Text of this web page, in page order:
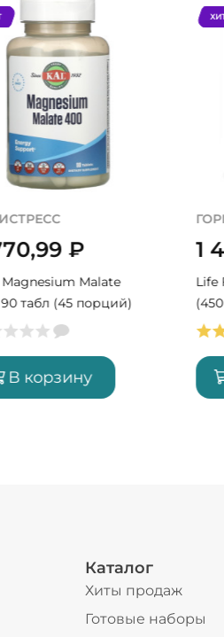
₽
Magnesium Malate
табл (45 порций)
В корзину
1
Life
Каталог
Хиты продаж
Готовые наборы